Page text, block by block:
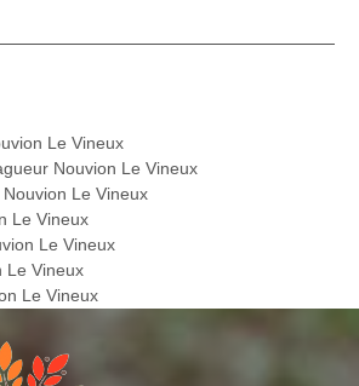
Le Vineux
Nouvion Le Vineux
Le Vineux
Le Vineux
Le Vineux
Le Vineux
Le Vineux